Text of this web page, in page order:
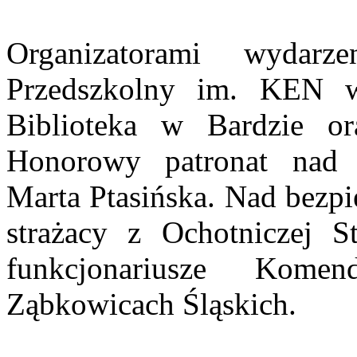
Organizatorami
Przedszkolny im. KEN
Biblioteka w Bardzie
Honorowy patronat nad
Marta Ptasińska. Nad
strażacy z Ochotniczej
funkcjonariusze
Ząbkowicach Śląskich.